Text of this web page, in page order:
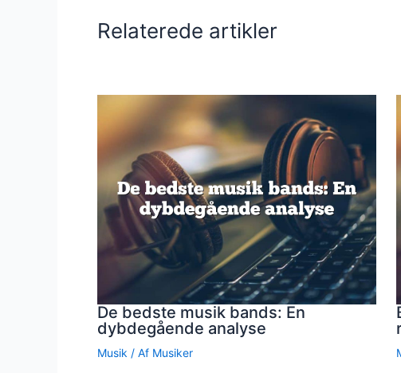
Relaterede artikler
De bedste musik bands: En
dybdegående analyse
Musik / Af Musiker